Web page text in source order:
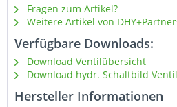
Fragen zum Artikel?
Weitere Artikel von
Verfügbare Downloads:
Download Ventilübersicht
Download hydr. Schaltbild Ventil
Hersteller Informationen